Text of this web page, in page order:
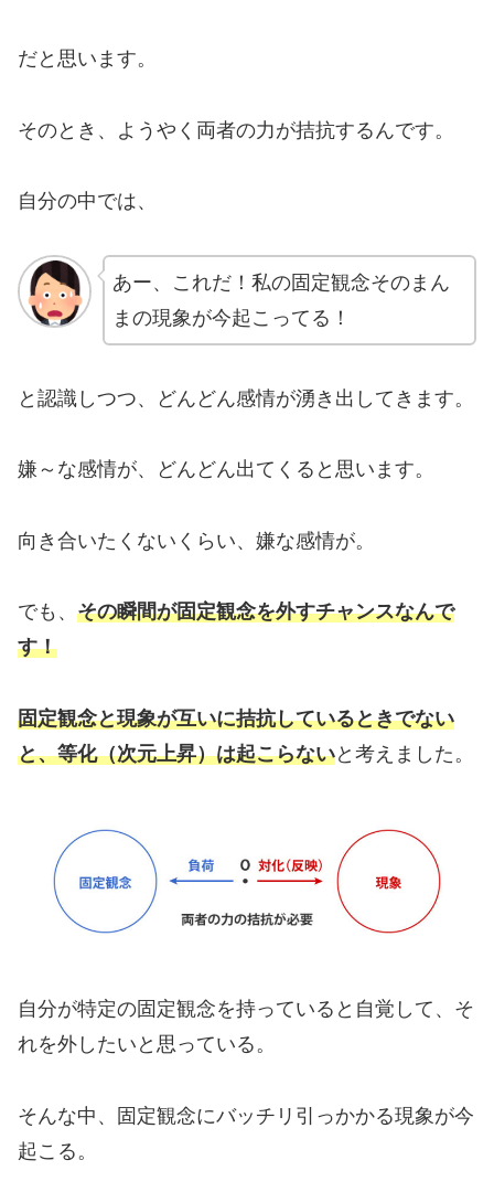
だと思います。
そのとき、ようやく両者の力が拮抗するんです。
自分の中では、
あー、これだ！私の固定観念そのまん
まの現象が今起こってる！
と認識しつつ、どんどん感情が湧き出してきます。
嫌～な感情が、どんどん出てくると思います。
向き合いたくないくらい、嫌な感情が。
でも、 その瞬間が固定観念を外すチャンスなんで
す！
固定観念と現象が互いに拮抗しているときでない
と、等化（次元上昇）は起こらないと考えました。
自分が特定の固定観念を持っていると自覚して、そ
れを外したいと思っている。
そんな中、固定観念にバッチリ引っかかる現象が今
起こる。